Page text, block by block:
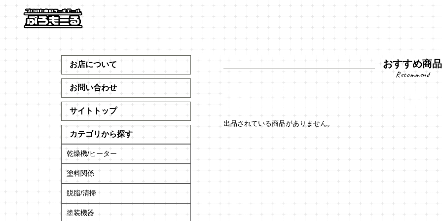
お店について
お問い合わせ
サイトトップ
カテゴリから探す
乾燥機/ヒーター
塗料関係
脱脂/清掃
塗装機器
おすすめ商品
出品されている商品がありません。